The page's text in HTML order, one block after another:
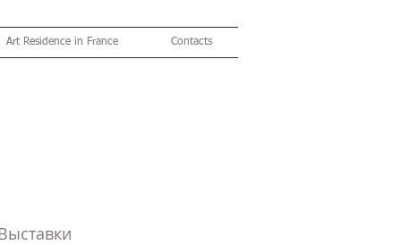
Art Residence in France Contacts